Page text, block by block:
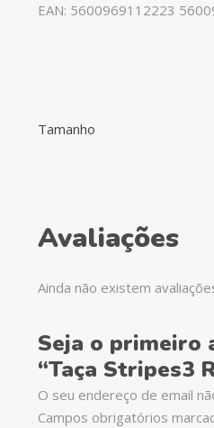
EAN: 5600969112223
Tamanho
Avaliações
Ainda não existem
Seja o primeiro
“Taça Stripes3
O seu endereço de email
Campos obrigatórios